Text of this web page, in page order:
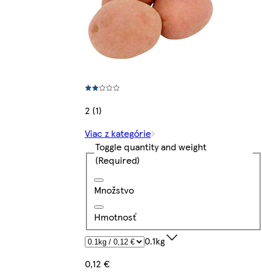
2 (1)
Viac z kategórie
Toggle quantity and weight
(Required)
Množstvo
Hmotnosť
0.1kg
0,12 €